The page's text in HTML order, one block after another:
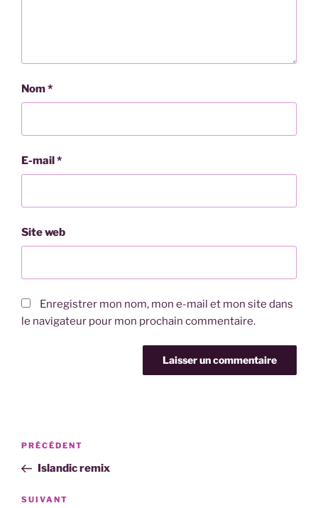
Nom*
E-mail*
Site web
Enregistrer mon nom, mon e-mail et mon site dans
le navigateur pour mon prochain commentaire.
Navigation
l’article
Article
précédent
PRÉCÉDENT
Islandic remix
Article
SUIVANT